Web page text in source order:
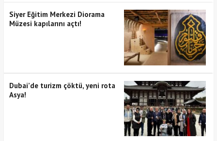
Siyer Eğitim Merkezi Diorama
Müzesi kapılarını açtı!
Dubai’de turizm çöktü, yeni rota
Asya!